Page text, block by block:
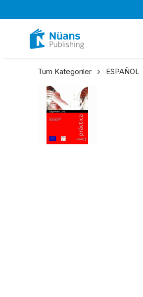
Tüm Kategoriler ESPAÑOL